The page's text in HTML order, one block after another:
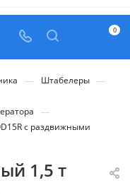
0
— Штабелеры —
—
с раздвижными
1,5 т